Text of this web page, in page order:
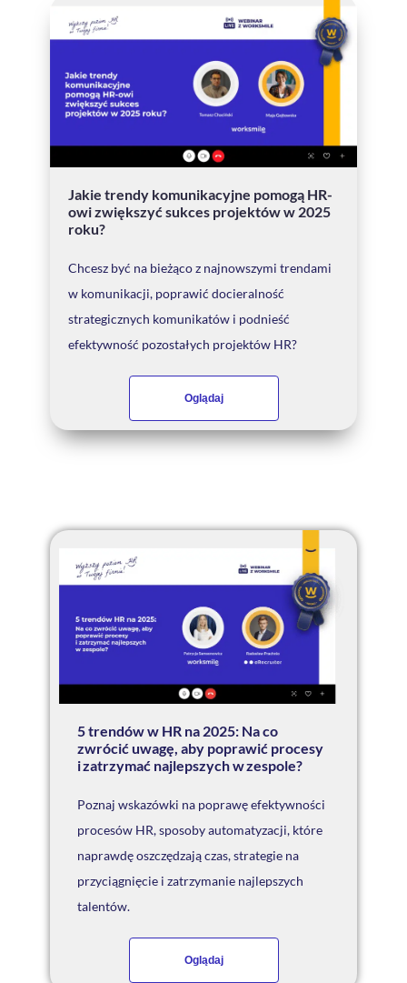
Jakie trendy komunikacyjne pomogą HR-
owi zwiększyć sukces projektów w 2025
roku?
Chcesz być na bieżąco z najnowszymi trendami
w komunikacji, poprawić docieralność
strategicznych komunikatów i podnieść
efektywność pozostałych projektów HR?
Oglądaj
5 trendów w HR na 2025: Na co
zwrócić uwagę, aby poprawić procesy
i zatrzymać najlepszych w zespole?
Poznaj wskazówki na poprawę efektywności
procesów HR, sposoby automatyzacji, które
naprawdę oszczędzają czas, strategie na
przyciągnięcie i zatrzymanie najlepszych
talentów.
Oglądaj